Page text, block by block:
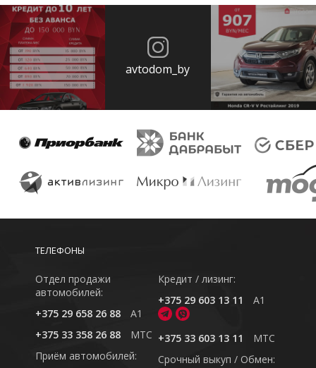
avtodom_by
ТЕЛЕФОНЫ
Отдел продажи
автомобилей:
+375 29 658 26 88
A1
+375 33 358 26 88
MTC
Приём автомобилей:
Кредит / лизинг:
+375 29 603 13 11
A1
+375 33 603 13 11
MTC
Cрочный выкуп / Обмен: